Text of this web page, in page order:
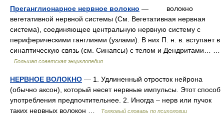
Преганглионарное нервное волокно — волокно
вегетативной нервной системы (См. Вегетативная нервная
система), соединяющее центральную нервную систему с
периферическими ганглиями (узлами). В них П. н. в. вступает в
синаптическую связь (см. Синапсы) с телом и Дендритами… …
Большая советская энциклопедия
НЕРВНОЕ ВОЛОКНО — 1. Удлиненный отросток нейрона
(обычно аксон), который несет нервные импульсы. Этот способ
употребления предпочтительнее. 2. Иногда – нерв или пучок
таких нервных волокон …
Толковый словарь по психологии